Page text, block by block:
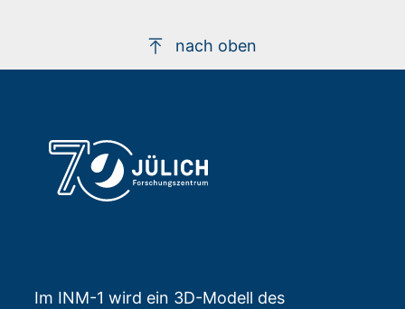
nach oben
Im INM-1 wird ein 3D-Modell des